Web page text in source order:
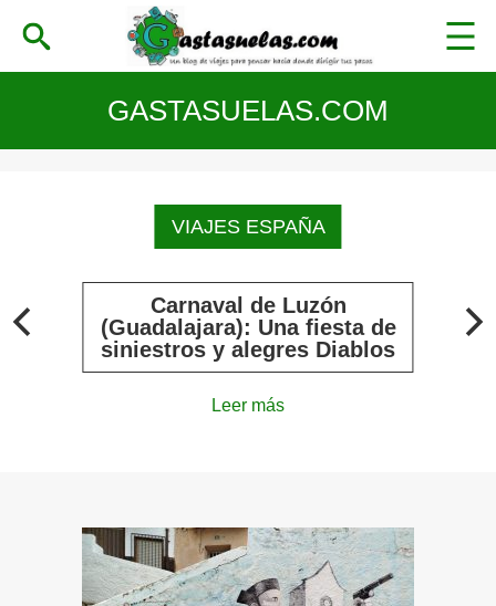
GASTASUELAS.COM
VIAJES ESPAÑA
Carnaval de Luzón
(Guadalajara): Una fiesta de
siniestros y alegres Diablos
Leer más